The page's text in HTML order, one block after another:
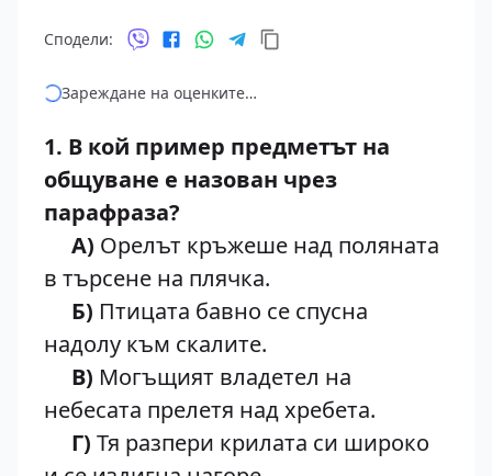
Сподели:
Зареждане на оценките…
1. В кой пример предметът на
общуване е назован чрез
парафраза?
А) Орелът кръжеше над поляната
в търсене на плячка.
Б) Птицата бавно се спусна
надолу към скалите.
В) Могъщият владетел на
небесата прелетя над хребета.
Г) Тя разпери крилата си широко